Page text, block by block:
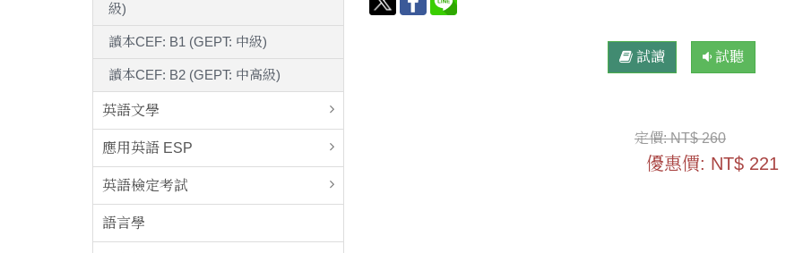
級)
讀本CEF: B1 (GEPT: 中級)
讀本CEF: B2 (GEPT: 中高級)
英語文學
應用英語 ESP
英語檢定考試
語言學
試讀 試聽
定價:NT$ 260
優惠價: NT$ 221